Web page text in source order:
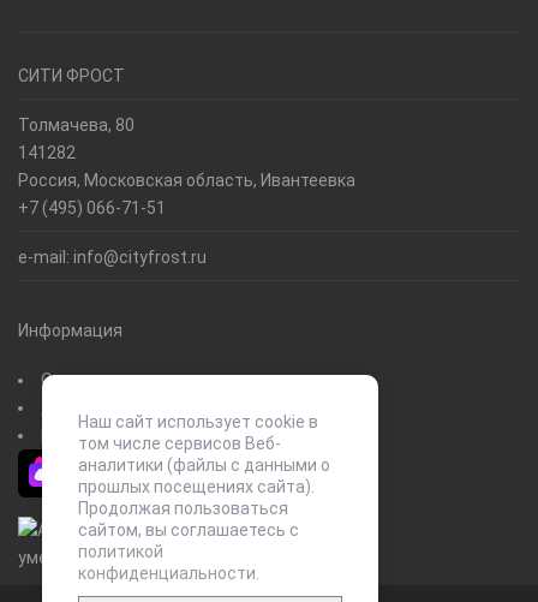
СИТИ ФРОСТ
Толмачева, 80
141282
Россия, Московская область, Ивантеевка
+7 (495) 066-71-51
e-mail: info@cityfrost.ru
Информация
О нас
Наш сайт использует сооkiе в
том числе сервисов Веб-
аналитики (файлы с данными о
прошлых посещениях сайта).
Продолжая пользоваться
сайтом, вы соглашаетесь с
политикой
конфиденциальности